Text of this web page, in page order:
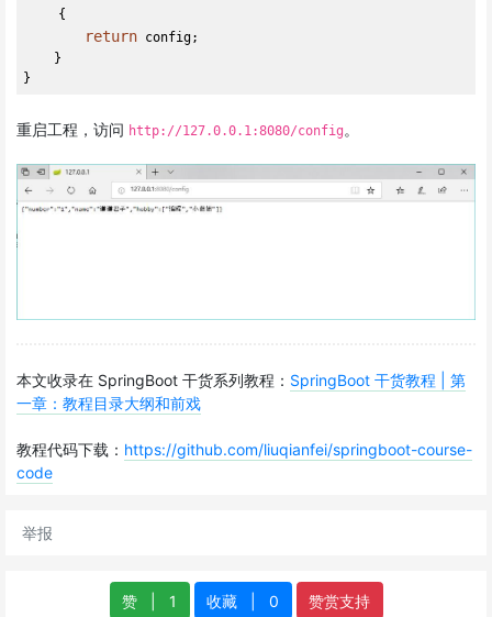
{
return config;
    }
重启工程，访问 http://127.0.0.1:8080/config 。
本文收录在 SpringBoot 干货系列教程： SpringBoot 干货教程 | 第
一章：教程目录大纲和前戏
教程代码下载： https://github.com/liuqianfei/springboot-course-
code
举报
赞 1 收藏 0 赞赏支持